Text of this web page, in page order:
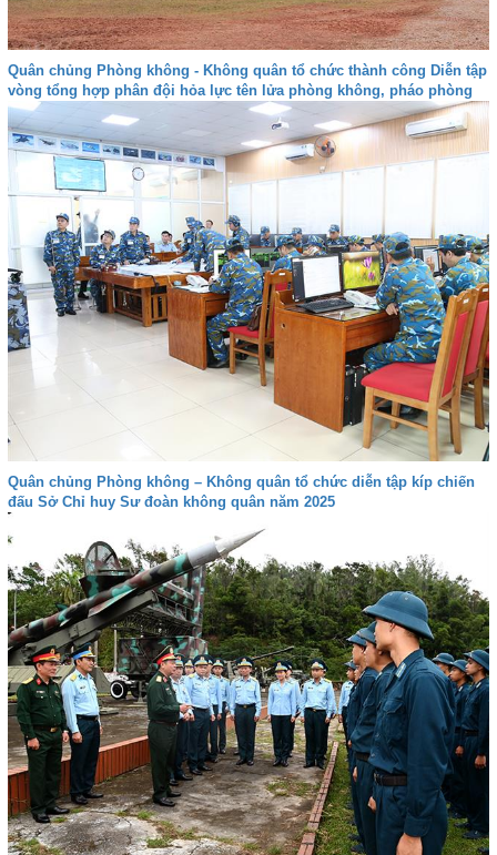
Quân chủng Phòng không - Không quân tổ chức thành công Diễn tập
vòng tổng hợp phân đội hỏa lực tên lửa phòng không, pháo phòng
không, Zsu-23-4M năm 2025
Quân chủng Phòng không – Không quân tổ chức diễn tập kíp chiến
đấu Sở Chỉ huy Sư đoàn không quân năm 2025